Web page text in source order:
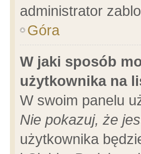
administrator
Góra
W jaki sposób
użytkownika na
W swoim panelu
Nie pokazuj, że
użytkownika